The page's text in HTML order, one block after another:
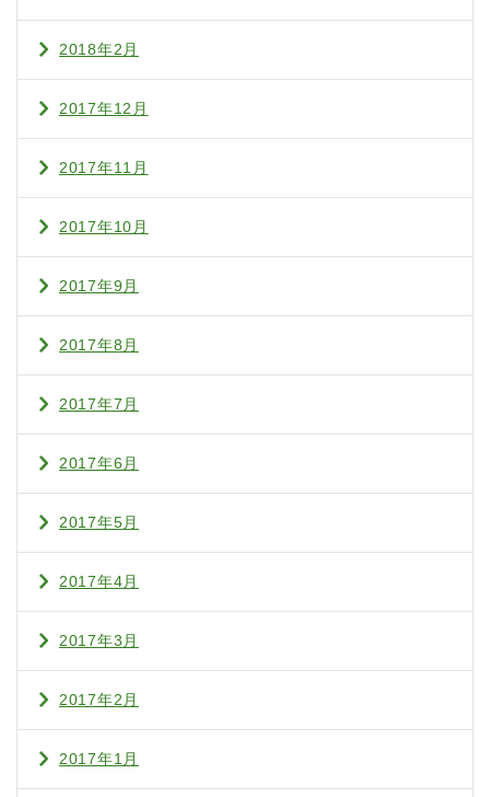
2018年2月
2017年12月
2017年11月
2017年10月
2017年9月
2017年8月
2017年7月
2017年6月
2017年5月
2017年4月
2017年3月
2017年2月
2017年1月